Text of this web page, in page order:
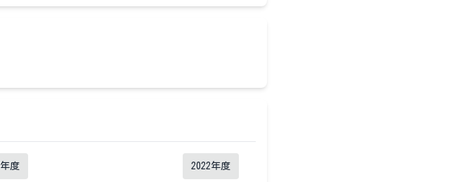
年度 2022年度